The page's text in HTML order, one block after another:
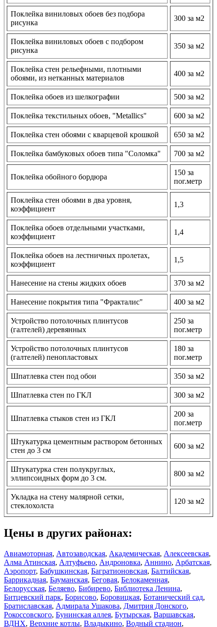
Поклейка виниловых обоев без подбора
рисунка
300 за м2
Поклейка виниловых обоев с подбором
рисунка
350 за м2
Поклейка стен рельефными, плотными
обоями, из нетканных материалов
400 за м2
Поклейка обоев из шелкографии 500 за м2
Поклейка текстильных обоев, "Metallics" 600 за м2
Поклейка стен обоями с кварцевой крошкой 650 за м2
Поклейка бамбуковых обоев типа "Соломка" 700 за м2
Поклейка обойного бордюра
150 за
пог.метр
Поклейка стен обоями в два уровня,
коэффициент
1,3
Поклейка обоев отдельными участками,
коэффициент
1,4
Поклейка обоев на лестничных пролетах,
коэффициент
1,5
Нанесение на стены жидких обоев 370 за м2
Нанесение покрытия типа "Фракталис" 400 за м2
Устройство потолочных плинтусов
(галтелей) деревянных
250 за
пог.метр
Устройство потолочных плинтусов
(галтелей) пенопластовых
180 за
пог.метр
Шпатлевка стен под обои 350 за м2
Шпатлевка стен по ГКЛ 300 за м2
Шпатлевка стыков стен из ГКЛ
200 за
пог.метр
Штукатурка цементным раствором бетонных
стен до 3 см
600 за м2
Штукатурка стен полукруглых,
эллипсоидных форм до 3 см.
800 за м2
Укладка на стену малярной сетки,
стеклохолста
120 за м2
Цены в других районах:
Авиамоторная, Автозаводская, Академическая, Алексеевская,
Алма Атинская, Алтуфьево, Андроновка, Аннино, Арбатская,
Аэропорт, Бабушкинская, Багратионовская, Балтийская,
Баррикадная, Бауманская, Беговая, Белокаменная,
Белорусская, Беляево, Бибирево, Библиотека Ленина,
Битцевский парк, Борисово, Боровицкая, Ботанический сад,
Братиславская, Адмирала Ушакова, Дмитрия Донского,
Рокоссовского, Бунинская аллея, Бутырская, Варшавская,
ВДНХ, Верхние котлы, Владыкино, Водный стадион,